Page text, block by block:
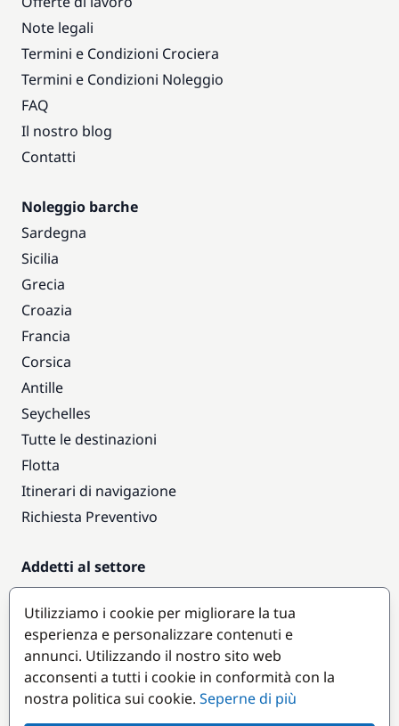
Note legali
Termini e Condizioni Crociera
Termini e Condizioni Noleggio
FAQ
Il nostro blog
Contatti
Noleggio barche
Sardegna
Sicilia
Grecia
Croazia
Francia
Corsica
Antille
Seychelles
Tutte le destinazioni
Flotta
Itinerari di navigazione
Richiesta Preventivo
Addetti al settore
Accesso armatori
Diventare partner
Destinazioni popolari
Utilizziamo i cookie per migliorare la tua
esperienza e personalizzare contenuti e
annunci. Utilizzando il nostro sito web
acconsenti a tutti i cookie in conformità con la
nostra politica sui cookie. Seperne di più